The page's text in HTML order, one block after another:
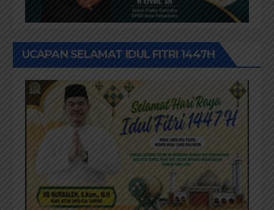
UCAPAN SELAMAT IDUL FITRI 1447H